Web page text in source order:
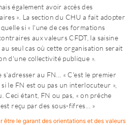
également avoir accès des
». La section du CHU a fait adopter
si « l'une de ces formations
aux valeurs CFDT, la saisine
seul cas où cette organisation serait
d'une collectivité publique ».
au FN... « C'est le premier
le FN est ou pas un interlocuteur »,
étant, FN ou pas, « on prêche
reçu par des sous-fifres... »
être le garant des orientations et des valeurs